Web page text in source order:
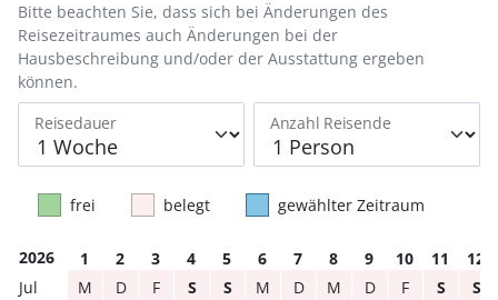
Reisedauer Anzahl Reisende
Bitte beachten Sie, dass sich bei Änderungen des
Reisezeitraumes auch Änderungen bei der
Hausbeschreibung und/oder der Ausstattung ergeben
können.
frei belegt gewählter Zeitraum
2026 1 2 3 4 5 6 7 8 9 10 11
12
M
D F S S M D M D F S
S